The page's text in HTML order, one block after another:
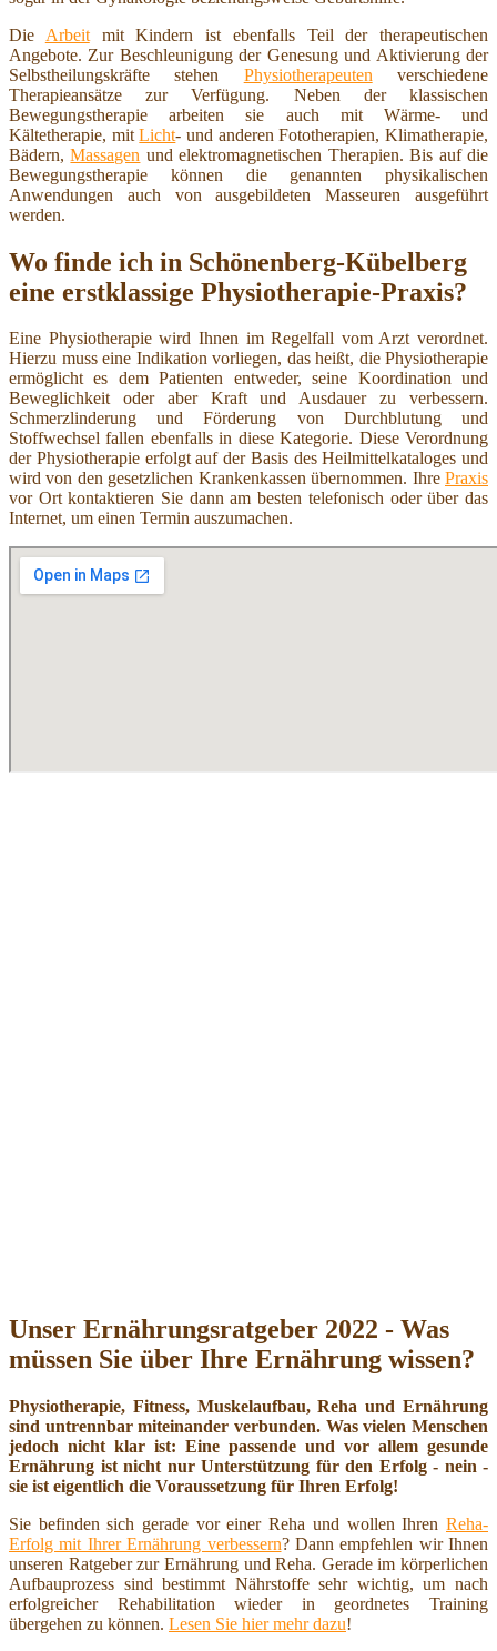
Die Arbeitmit Kindern ist ebenfalls Teil der therapeutischen
Angebote. Zur Beschleunigung der Genesung und Aktivierung der
Selbstheilungskräfte stehen Physiotherapeuten verschiedene
Therapieansätze zur Verfügung. Neben der klassischen
Bewegungstherapie arbeiten sie auch mit Wärme- und
Kältetherapie, mitLicht- und anderen Fototherapien, Klimatherapie,
Bädern,Massagen und elektromagnetischen Therapien. Bis auf die
Bewegungstherapie können die genannten physikalischen
Anwendungen auch von ausgebildeten Masseuren ausgeführt
werden.
Wo finde ich in Schönenberg-Kübelberg
eine erstklassige Physiotherapie-Praxis?
Eine Physiotherapie wird Ihnen im Regelfall vom Arzt verordnet.
Hierzu muss eine Indikation vorliegen, das heißt, die Physiotherapie
ermöglicht es dem Patienten entweder, seine Koordination und
Beweglichkeit oder aber Kraft und Ausdauer zu verbessern.
Schmerzlinderung und Förderung von Durchblutung und
Stoffwechsel fallen ebenfalls in diese Kategorie. Diese Verordnung
der Physiotherapie erfolgt auf der Basis des Heilmittelkataloges und
wird von den gesetzlichen Krankenkassen übernommen. Ihre Praxis
vor Ort kontaktieren Sie dann am besten telefonisch oder über das
Internet, um einen Termin auszumachen.
Unser Ernährungsratgeber 2022 - Was
müssen Sie über Ihre Ernährung wissen?
Physiotherapie, Fitness, Muskelaufbau, Reha und Ernährung
sind untrennbar miteinander verbunden. Was vielen Menschen
jedoch nicht klar ist: Eine passende und vor allem gesunde
Ernährung ist nicht nur Unterstützung für den Erfolg - nein -
sie ist eigentlich die Voraussetzung für Ihren Erfolg!
Sie befinden sich gerade vor einer Reha und wollen Ihren Reha-
Erfolg mit Ihrer Ernährung verbessern? Dann empfehlen wir Ihnen
unseren Ratgeber zur Ernährung und Reha. Gerade im körperlichen
Aufbauprozess sind bestimmt Nährstoffe sehr wichtig, um nach
erfolgreicher Rehabilitation wieder in geordnetes Training
übergehen zu können. Lesen Sie hier mehr dazu!